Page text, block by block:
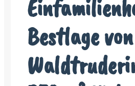
Bestlage von